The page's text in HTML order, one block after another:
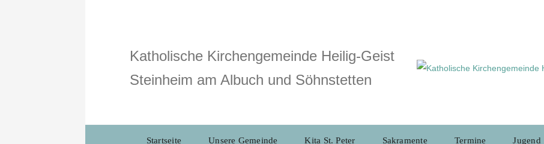
Katholische Kirchengemeinde Heilig-Geist
Steinheim am Albuch und Söhnstetten
Startseite Unsere Gemeinde Kita St. Peter Sakramente Termine Jugend